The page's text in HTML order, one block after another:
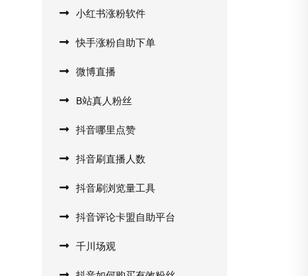
小红书涨粉软件
快手涨粉自助下单
微博直播
B站真人粉丝
抖音哪里点赞
抖音刷直播人数
抖音刷浏览量工具
抖音评论卡盟自助平台
千川场观